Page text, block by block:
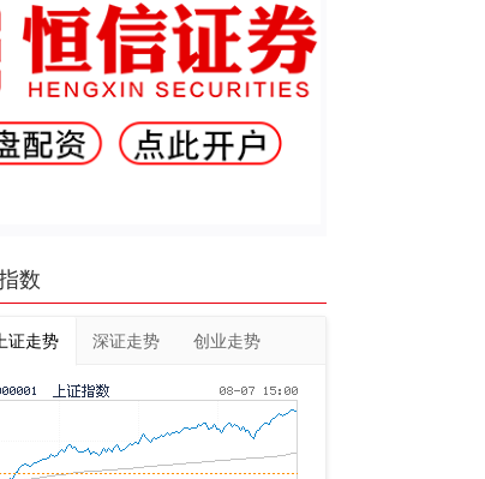
数
上证走势 深证走势 创业走势